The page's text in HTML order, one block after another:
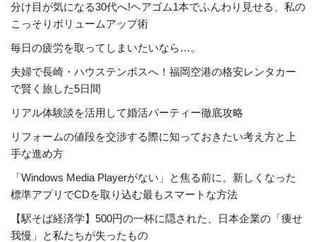
分け目が気になる30代へ!ヘアゴム1本でふんわり見せる、私の
こっそりボリュームアップ術
毎日の疲労を取ってしまいたいなら…。
夫婦で長崎・ハウステンボスへ！福岡空港の格安レンタカー
で賢く旅した5日間
リアル体験談を活用して婚活パーティー徹底攻略
リフォームの値段を交渉する際に知っておきたい考え方と上
手な進め方
「Windows Media Playerがない」と焦る前に。新しくなった
標準アプリでCDを取り込む最もスマートな方法
【駅そば経済学】500円の一杯に隠された、日本企業の「痩せ
我慢」と私たちが失ったもの